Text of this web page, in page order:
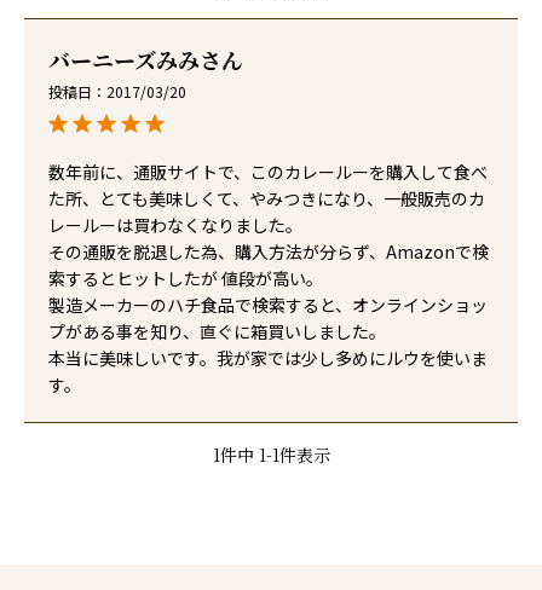
バーニーズみみ
投稿日 2017/03/20
数年前に、通販サイトで、このカレールーを購入して食べ
た所、とても美味しくて、やみつきになり、一般販売のカ
レールーは買わなくなりました。
その通販を脱退した為、購入方法が分らず、Amazonで検
索するとヒットしたが 値段が高い。
製造メーカーのハチ食品で検索すると、オンラインショッ
プがある事を知り、直ぐに箱買いしました。
本当に美味しいです。我が家では少し多めにルウを使いま
す。
1件中 1-1件表示